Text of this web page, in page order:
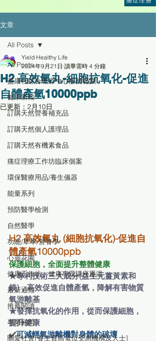
文章
All Posts
盈康社綜合理療中心服務範圍
健康新知
訂購天然營養補充品
訂購天然個人護理品
訂購天然有機素食品
痛症理療工作坊臨床個案
環保醫療用品/養生儀器
能量系列
預防醫學檢測
自然醫學
功能/草本/營養學
心靈花園
健康工作坊、健康專題講座重温
最新通知
推薦閱讀
專業顧問
關愛社會[養生寶高電位受惠機構及人士]
All Posts
H2 高效氫丸-細胞抗氧化-促進
自體產氫10000ppb
Yield Healthy Life
2024年9月21日 讀畢需時 4 分鐘
已更新： 2月10日
H2 高效氫丸 (細胞抗氧化)-促進自
體產氫10000ppb
保護細胞，全面提升整體健康
★專利技術三大成分(益生元薑黃素和
鎂)，高效促進自體產氫 ，降解有害物質
氧游離基
★發揮抗氧化的作用，從而保護細胞，
提升健康
✔️可減輕氧游離機對身體的破壞